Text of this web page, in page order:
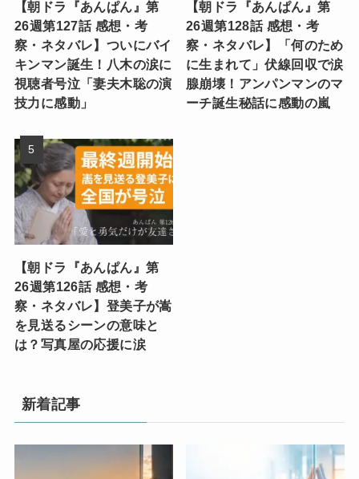
【朝ドラ『あんぱん』第
26週第127話 感想・考
察・ネタバレ】ついにバイ
キンマン誕生！八木の涙に
視聴者号泣「妻夫木聡の演
技力に感動」
【朝ドラ『あんぱん』第
26週第128話 感想・考
察・ネタバレ】「何のため
に生まれて」伏線回収で涙
腺崩壊！アンパンマンのマ
ーチ誕生秘話に感動の嵐
【朝ドラ『あんぱん』第
26週第126話 感想・考
察・ネタバレ】登美子が嵩
を見送るシーンの意味と
は？写真屋の応援に涙
新着記事